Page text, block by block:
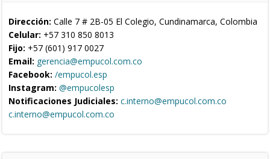
Dirección: Calle 7 # 2B-05 El Colegio, Cundinamarca, Colombia
Celular: +57 310 850 8013
Fijo: +57 (601) 917 0027
Email: gerencia@empucol.com.co
Facebook: /empucol.esp
Instagram: @empucolesp
Notificaciones Judiciales: c.interno@empucol.com.co
c.interno@empucol.com.co